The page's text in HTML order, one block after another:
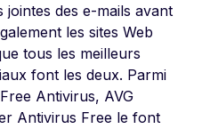
jointes des e-mails avant
les sites Web
tous les meilleurs
font les deux. Parmi
Antivirus, AVG
Antivirus Free le font